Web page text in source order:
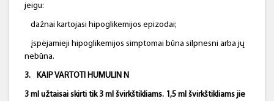
jeigu:
dažnai kartojasi hipoglikemijos epizodai;
įspėjamieji hipoglikemijos simptomai būna silpnesni arba jų
nebūna.
3. KAIP VARTOTI HUMULIN N
3 ml užtaisai skirti tik 3 ml švirkštikliams. 1,5 ml švirkštikliams jie